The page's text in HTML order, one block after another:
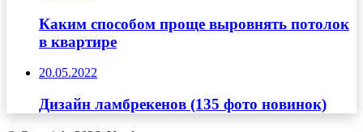
Каким способом проще выровнять потолок
в квартире
20.05.2022
Дизайн ламбрекенов (135 фото новинок)